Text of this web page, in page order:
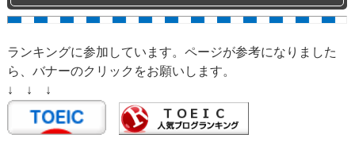
ランキングに参加しています。ページが参考になりました
ら、バナーのクリックをお願いします。
↓ ↓ ↓